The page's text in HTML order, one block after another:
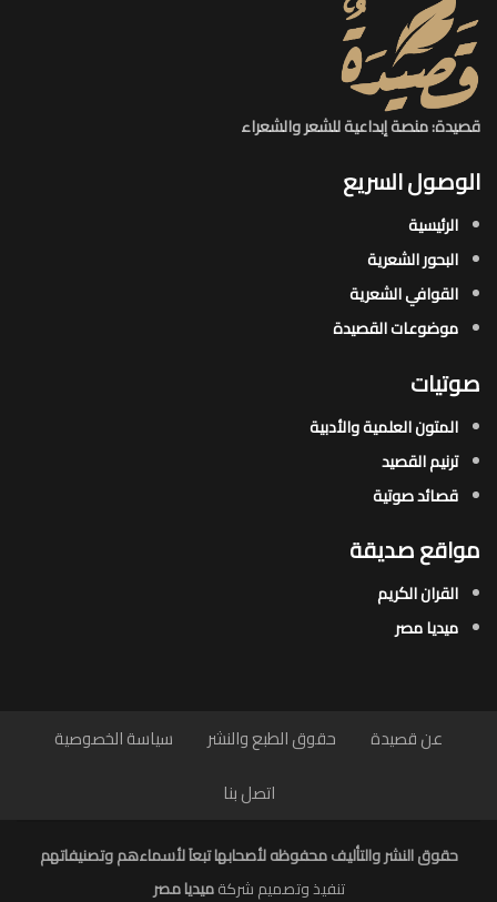
قصيدة: منصة إبداعية للشعر والشعراء
الوصول السريع
الرئيسية
البحور الشعرية​
القوافي الشعرية​
موضوعات القصيدة​
صوتيات
المتون العلمية والأدبية
ترنيم القصيد
قصائد صوتية
مواقع صديقة
القران الكريم
ميديا مصر
عن قصيدة حقوق الطبع والنشر
سياسة الخصوصية
اتصل بنا
حقوق النشر والتأليف محفوظه لأصحابها تبعاَ لأسماءهم وتصنيفاتهم
تنفيذ وتصميم شركةميديا مصر